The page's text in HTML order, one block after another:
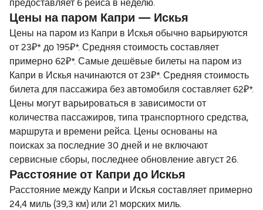
предоставляет 6 рейса в неделю.
Цены на паром Капри — Искья
Цены на паром из Капри в Искья обычно варьируются
от 23₽* до 195₽*. Средняя стоимость составляет
примерно 62₽*. Самые дешёвые билеты на паром из
Капри в Искья начинаются от 23₽*. Средняя стоимость
билета для пассажира без автомобиля составляет 62₽*.
Цены могут варьироваться в зависимости от
количества пассажиров, типа транспортного средства,
маршрута и времени рейса. Цены основаны на
поисках за последние 30 дней и не включают
сервисные сборы, последнее обновление август 26.
Расстояние от Капри до Искья
Расстояние между Капри и Искья составляет примерно
24,4 миль (39,3 км) или 21 морских миль.